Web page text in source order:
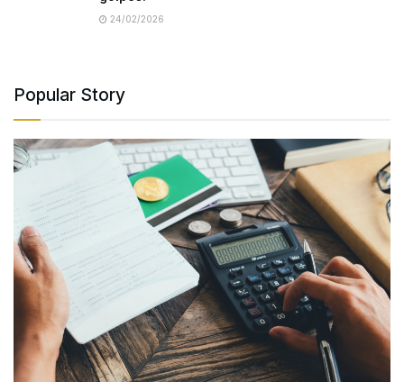
24/02/2026
Popular Story